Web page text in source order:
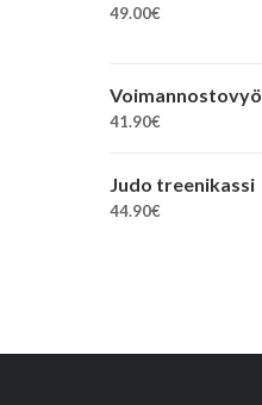
49.00€
Voimannostovyö
41.90€
Judo treenikassi
44.90€